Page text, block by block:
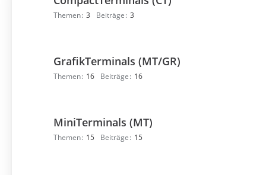
Themen 3 Beiträge 3
GrafikTerminals (MT/GR)
Themen 16 Beiträge 16
MiniTerminals (MT)
Themen 15 Beiträge 15